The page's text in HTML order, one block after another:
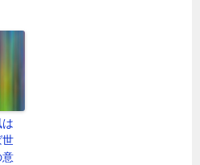
世
意